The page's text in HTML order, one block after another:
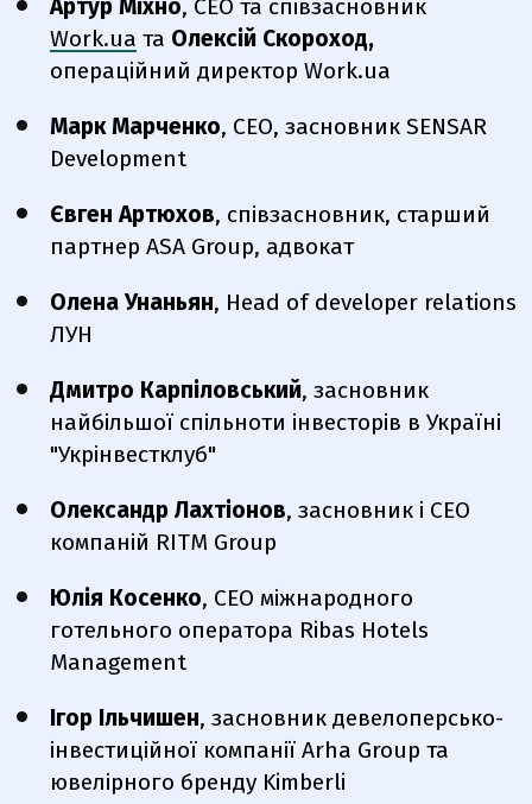
Артур Міхно, СЕО та співзасновник
Work.ua та Олексій Скороход,
операційний директор Work.ua
Марк Марченко, CEO, засновник SENSAR
Development
Євген Артюхов, співзасновник, старший
партнер ASA Group, адвокат
Олена Унаньян, Head of developer relations
ЛУН
Дмитро Карпіловський, засновник
найбільшої спільноти інвесторів в Україні
"Укрінвестклуб"
Олександр Лахтіонов, засновник і CEO
компаній RITM Group
Юлія Косенко, CEO міжнародного
готельного оператора Ribas Hotels
Management
Ігор Ільчишен, засновник девелоперсько-
інвестиційної компанії Arha Group та
ювелірного бренду Kimberli